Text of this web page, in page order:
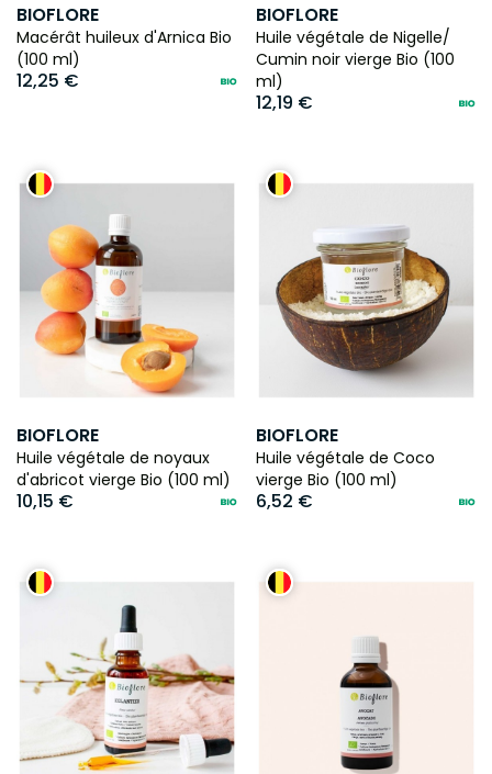
BIOFLORE
Macérât huileux d'Arnica Bio
(100 ml)
12,25 €
BIOFLORE
Huile végétale de Nigelle/
Cumin noir vierge Bio (100
ml)
12,19 €
BIOFLORE
Huile végétale de noyaux
d'abricot vierge Bio (100 ml)
10,15 €
BIOFLORE
Huile végétale de Coco
vierge Bio (100 ml)
6,52 €